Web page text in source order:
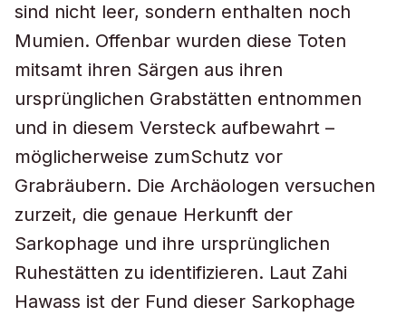
sind nicht leer, sondern enthalten noch
Mumien. Offenbar wurden diese Toten
mitsamt ihren Särgen aus ihren
ursprünglichen Grabstätten entnommen
und in diesem Versteck aufbewahrt –
möglicherweise zumSchutz vor
Grabräubern. Die Archäologen versuchen
zurzeit, die genaue Herkunft der
Sarkophage und ihre ursprünglichen
Ruhestätten zu identifizieren. Laut Zahi
Hawass ist der Fund dieser Sarkophage